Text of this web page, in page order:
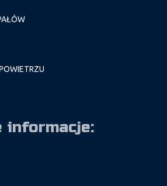
informacje: